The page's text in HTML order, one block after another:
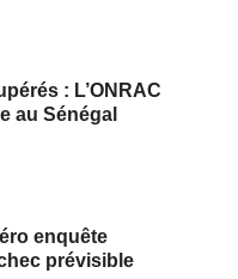
: L’ONRAC
au Sénégal
enquête
prévisible